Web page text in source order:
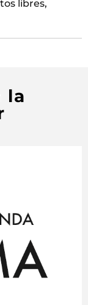
libres,
la